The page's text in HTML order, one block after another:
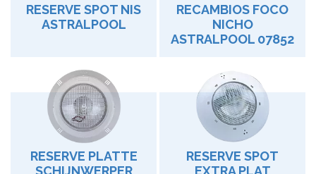
RESERVE SPOT NIS
ASTRALPOOL
RECAMBIOS FOCO
NICHO
ASTRALPOOL 07852
RESERVE PLATTE
SCHIJNWERPER
RESERVE SPOT
EXTRA PLAT